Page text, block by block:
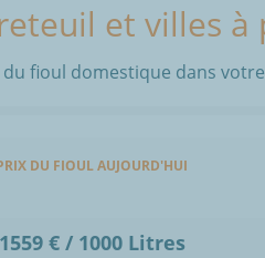
et villes
fioul domestique dans
DU FIOUL AUJOURD'HUI
1559 € / 1000 Litres